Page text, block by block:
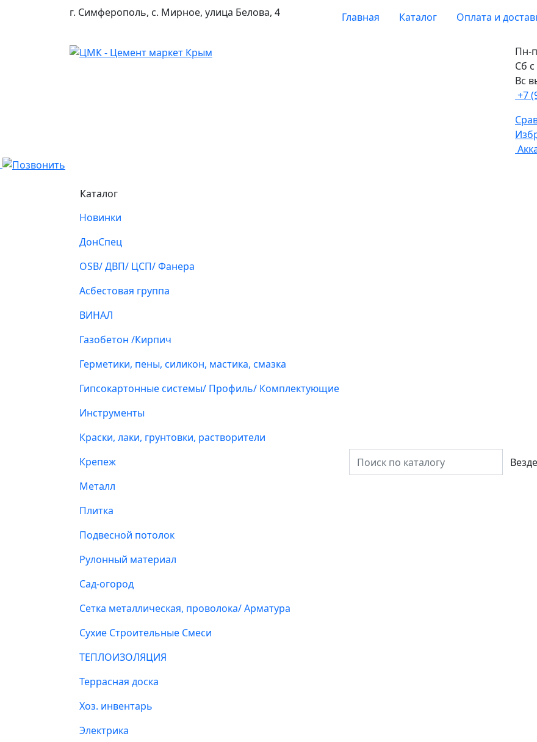
г. Симферополь, с. Мирное, улица Белова, 4 Главная Каталог Оплата и
Пн-
Сб
Вс
+7
Каталог
Новинки
ДонСпец
OSB/ ДВП/ ЦСП/ Фанера
Асбестовая группа
ВИНАЛ
Газобетон /Кирпич
Герметики, пены, силикон, мастика, смазка
Гипсокартонные системы/ Профиль/ Комплектующие
Инструменты
Краски, лаки, грунтовки, растворители
Крепеж
Металл
Плитка
Подвесной потолок
Рулонный материал
Сад-огород
Сетка металлическая, проволока/ Арматура
Сухие Строительные Смеси
ТЕПЛОИЗОЛЯЦИЯ
Террасная доска
Хоз. инвентарь
Электрика
Везде